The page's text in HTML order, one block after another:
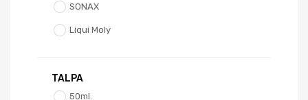
SONAX
Liqui Moly
TALPA
50ml.